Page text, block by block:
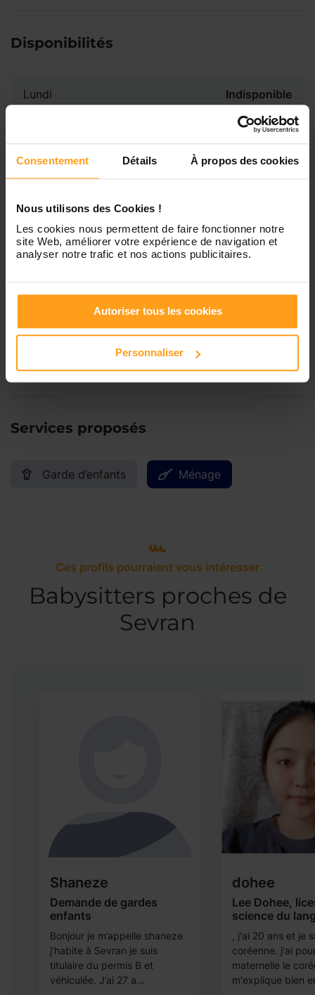
Consentement Détails À propos des cookies
Nous utilisons des Cookies !
Les cookies nous permettent de faire fonctionner notre
site Web, améliorer votre expérience de navigation et
analyser notre trafic et nos actions publicitaires.
Autoriser tous les cookies
Personnaliser
Disponibilités
Lundi Indisponible
Mercredi
Jeudi Disponible de 00:00 à 00:00
Disponible de 00:00 à 00:00
Disponible de 00:00 à 00:00
disponibilités de Taleah ?
Contactez-nous
Services proposés
Garde d’enfants Ménage
Ces profils pourraient vous intéresser
Babysitters proches de
Sevran
Shaneze
Demande de gardes
enfants
Bonjour je m’appelle shaneze
j’habite à Sevran je suis
titulaire du permis B et
véhiculée. J’ai 27 a...
dohee
Lee Dohee,
science du
, j'ai 20 ans et je
coréenne. j'ai
maternelle le
m'explique bien